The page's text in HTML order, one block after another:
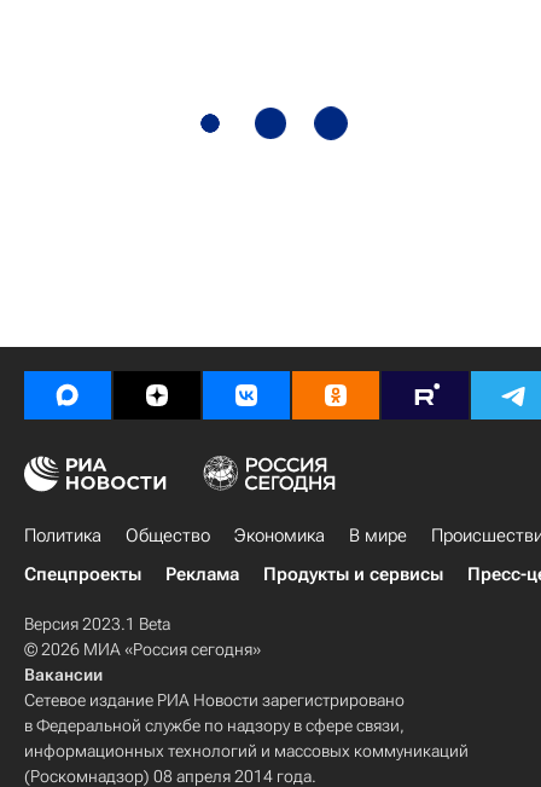
Политика Общество Экономика В мире
Спецпроекты
Реклама Продукты и сервисы Пресс-
Версия 2023.1 Beta
© 2026 МИА «Россия сегодня»
Вакансии
Сетевое издание РИА Новости зарегистрировано
в Федеральной службе по надзору в сфере связи,
информационных технологий и массовых коммуникаций
(Роскомнадзор) 08 апреля 2014 года.